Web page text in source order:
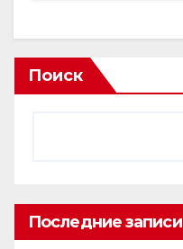
Поиск
Последние записи